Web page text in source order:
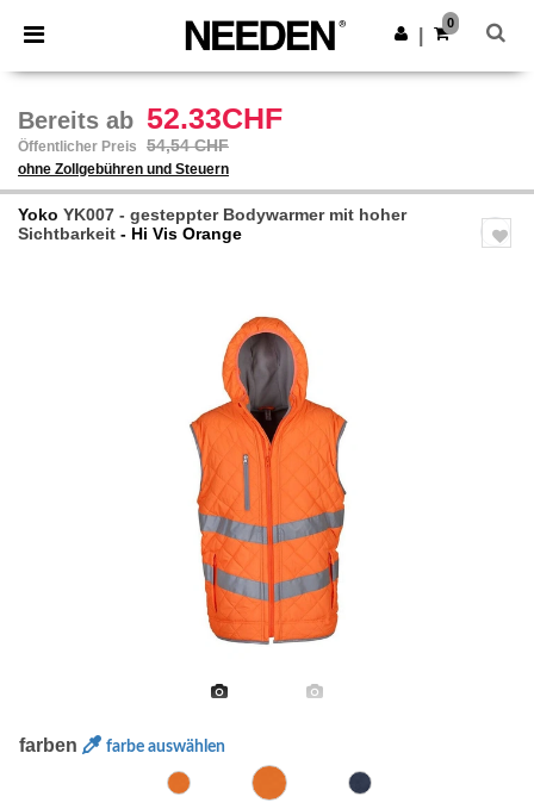
× Needen App
Bessere Preise in der App!
App holen
0
Bereits ab 52.33CHF
Öffentlicher Preis 54,54 CHF
ohne Zollgebühren und Steuern
Yoko YK007 - gesteppter Bodywarmer mit hoher
Sichtbarkeit - Hi Vis Orange
farben farbe auswählen